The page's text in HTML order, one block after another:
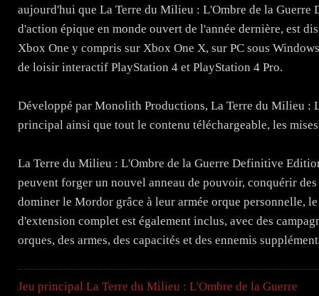
aujourd'hui que La Terre du Milieu : L'Ombre de la
d'action épique en monde ouvert de l'année dernière, est
Xbox One y compris sur Xbox One X, sur PC sous
de loisir interactif PlayStation 4 et PlayStation 4 Pro.
Développé par Monolith Productions, La Terre du Milieu
principal ainsi que tout le contenu téléchargeable, les
La Terre du Milieu : L'Ombre de la Guerre Definitive
peuvent forger un nouvel anneau de pouvoir, conquérir
dominer le Mordor grâce à leur armée orque personnelle,
d'extension complet est également inclus, avec des
orques, des armes, des capacités et des ennemis
Jeu principal La Terre du Milieu : L'Ombre de la Guerre